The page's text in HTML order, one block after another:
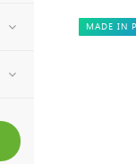
MADE IN